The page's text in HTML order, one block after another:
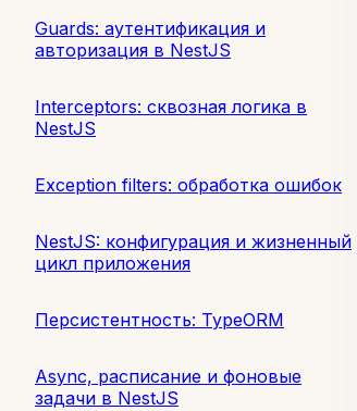
Guards: аутентификация и
авторизация в NestJS
Interceptors: сквозная логика в
NestJS
Exception filters: обработка ошибок
NestJS: конфигурация и жизненный
цикл приложения
Персистентность: TypeORM
Async, расписание и фоновые
задачи в NestJS